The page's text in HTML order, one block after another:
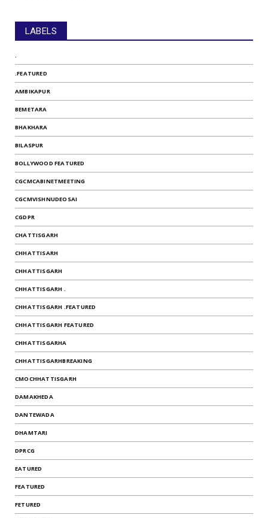
LABELS
.
.FEATURED
AMBIKAPUR
BEMETARA
BHAKHARA
BILASPUR
BOLLYWOOD FEATURED
CGCMCABINETMEETING
CGCMVISHNUDEOSAI
CGDPR
CHATTISGARH
CHHATTISARH
CHHATTISGARH
CHHATTISGARH .
CHHATTISGARH .FEATURED
CHHATTISGARH FEATURED
CHHATTISGARHA
CHHATTISGARHBREAKING
CMOCHHATTISGARH
DAMAKHEDA
DANTEWADA
DHAMTARI
DPRCG
EATURED
FEATURED
FETURED